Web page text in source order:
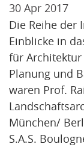
30 Apr 2017
Die Reihe der
Einblicke in
für
Planung und
waren Prof.
München/
S.A.S.